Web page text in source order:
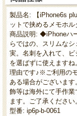
製品名: 【iPhone6s
ットで挟めるメモホ
商品説明: ◆iPhoneハ
らではの、スリムな
実。名刺を入れて、
を選ばずに使えます
理由です♪※ご利用の
ある場合がございま
飾等は海外にて手作
ます。ご了承ください
型番: ip6p-b-0061